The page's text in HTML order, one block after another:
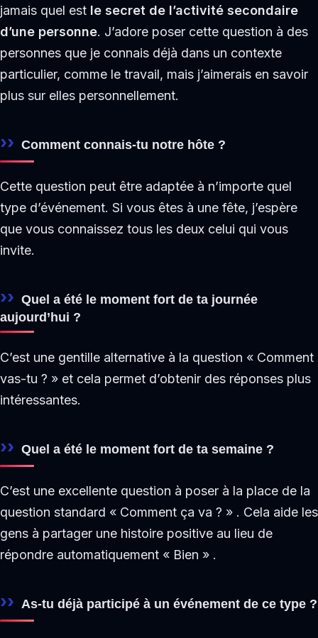
jamais quel est le secret de l’activité secondaire
d’une personne. J’adore poser cette question à des
personnes que je connais déjà dans un contexte
particulier, comme le travail, mais j’aimerais en savoir
plus sur elles personnellement.
Comment connais-tu notre hôte ?
Cette question peut être adaptée à n’importe quel
type d’événement. Si vous êtes à une fête, j’espère
que vous connaissez tous les deux celui qui vous
invite.
Quel a été le moment fort de ta journée
aujourd’hui ?
C’est une gentille alternative à la question « Comment
vas-tu ? » et cela permet d’obtenir des réponses plus
intéressantes.
Quel a été le moment fort de ta semaine ?
C’est une excellente question à poser à la place de la
question standard « Comment ça va ? » . Cela aide les
gens à partager une histoire positive au lieu de
répondre automatiquement « Bien » .
As-tu déjà participé à un événement de ce type ?